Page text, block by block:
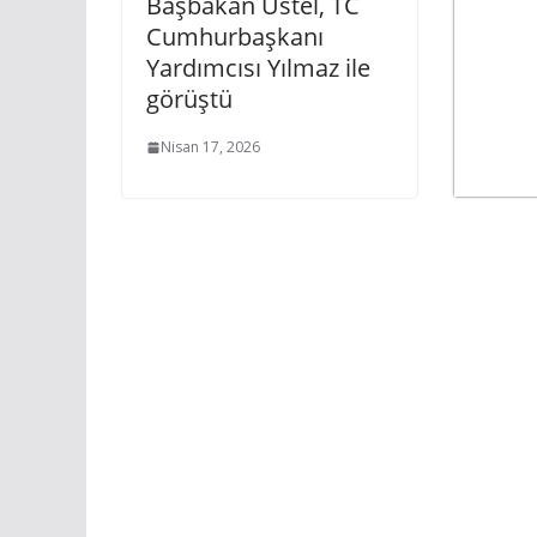
Cumhurbaşkanı
Yardımcısı Yılmaz ile
görüştü
Nisan 17, 2026